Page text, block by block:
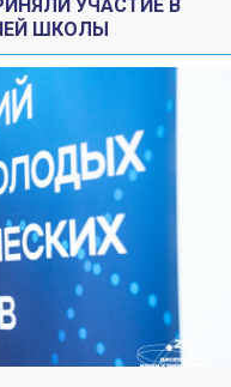
УЧАСТИЕ В
ШКОЛЫ